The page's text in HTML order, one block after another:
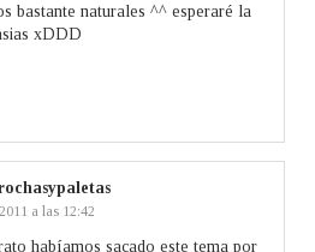
bastante naturales ^^ esperaré la
xDDD
a las 12:42
habíamos sacado este tema por